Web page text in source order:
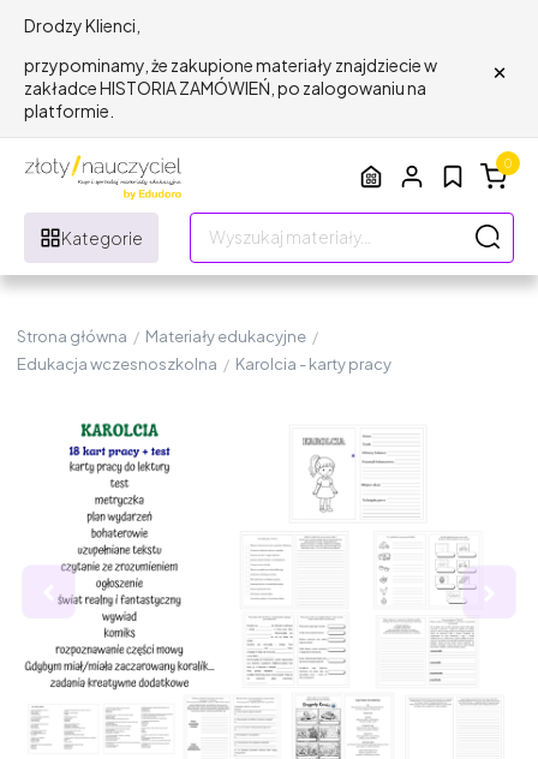
Drodzy Klienci,
przypominamy, że zakupione materiały znajdziecie w
zakładce HISTORIA ZAMÓWIEŃ, po zalogowaniu na
platformie.
×
Kategorie
0
Strona główna / Materiały edukacyjne /
Edukacja wczesnoszkolna / Karolcia - karty pracy